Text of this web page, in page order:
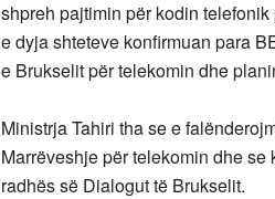
shpreh pajtimin për kodin
e dyja shteteve konfirmuan para
e Brukselit për telekomin dhe
Ministrja Tahiri tha se e
Marrëveshje për telekomin dhe
radhës së Dialogut të Brukselit.